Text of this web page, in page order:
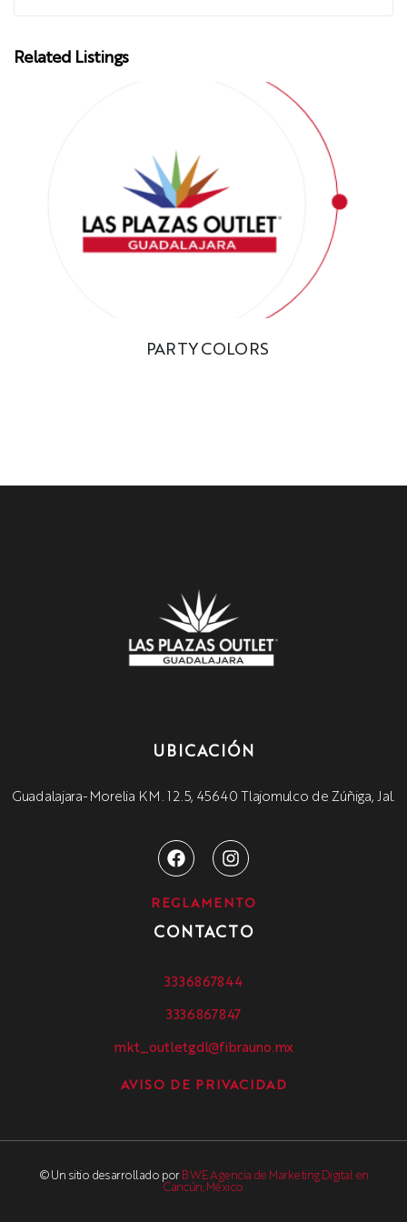
Related Listings
PARTY COLORS
UBICACIÓN
Guadalajara-Morelia KM. 12.5, 45640 Tlajomulco de Zúñiga, Jal.
REGLAMENTO
CONTACTO
3336867844
3336867847
mkt_outletgdl@fibrauno.mx
AVISO DE PRIVACIDAD
© Un sitio desarrollado por BWE Agencia de Marketing Digital en
Cancún, México.